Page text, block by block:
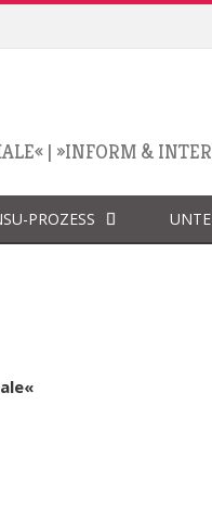
| »INFORM &
PROZESS